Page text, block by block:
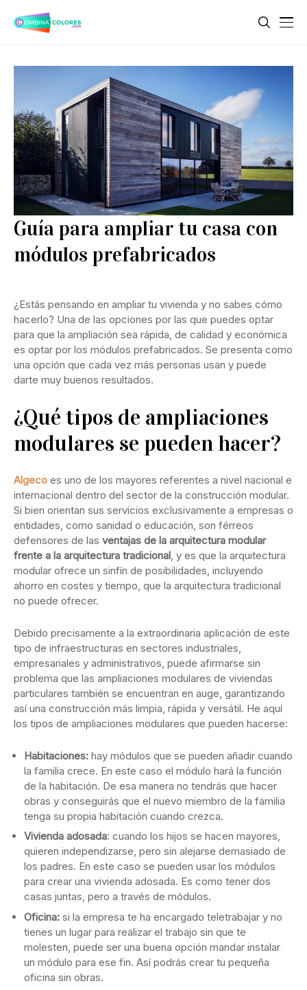
Guía para ampliar tu casa con
módulos prefabricados
¿Estás pensando en ampliar tu vivienda y no sabes cómo
hacerlo? Una de las opciones por las que puedes optar
para que la ampliación sea rápida, de calidad y económica
es optar por los módulos prefabricados. Se presenta como
una opción que cada vez más personas usan y puede
darte muy buenos resultados.
¿Qué tipos de ampliaciones
modulares se pueden hacer?
Algeco es uno de los mayores referentes a nivel nacional e
internacional dentro del sector de la construcción modular.
Si bien orientan sus servicios exclusivamente a empresas o
entidades, como sanidad o educación, son férreos
defensores de las ventajas de la arquitectura modular
frente a la arquitectura tradicional , y es que la arquitectura
modular ofrece un sinfín de posibilidades, incluyendo
ahorro en costes y tiempo, que la arquitectura tradicional
no puede ofrecer.
Debido precisamente a la extraordinaria aplicación de este
tipo de infraestructuras en sectores industriales,
empresariales y administrativos, puede afirmarse sin
problema que las ampliaciones modulares de viviendas
particulares también se encuentran en auge, garantizando
así una construcción más limpia, rápida y versátil. He aquí
los tipos de ampliaciones modulares que pueden hacerse:
Habitaciones: hay módulos que se pueden añadir cuando
la familia crece. En este caso el módulo hará la función
de la habitación. De esa manera no tendrás que hacer
obras y conseguirás que el nuevo miembro de la familia
tenga su propia habitación cuando crezca.
Vivienda adosada: cuando los hijos se hacen mayores,
quieren independizarse, pero sin alejarse demasiado de
los padres. En este caso se pueden usar los módulos
para crear una vivienda adosada. Es como tener dos
casas juntas, pero a través de módulos.
Oficina: si la empresa te ha encargado teletrabajar y no
tienes un lugar para realizar el trabajo sin que te
molesten, puede ser una buena opción mandar instalar
un módulo para ese fin. Así podrás crear tu pequeña
oficina sin obras.